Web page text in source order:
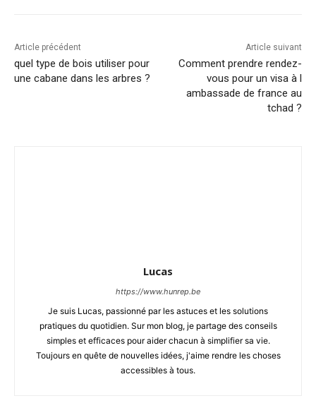
Article précédent
quel type de bois utiliser pour
une cabane dans les arbres ?
Article suivant
Comment prendre rendez-
vous pour un visa à l
ambassade de france au
tchad ?
Lucas
https://www.hunrep.be
Je suis Lucas, passionné par les astuces et les solutions
pratiques du quotidien. Sur mon blog, je partage des conseils
simples et efficaces pour aider chacun à simplifier sa vie.
Toujours en quête de nouvelles idées, j'aime rendre les choses
accessibles à tous.